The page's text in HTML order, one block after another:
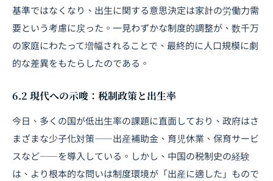
基準ではなくなり、出生に関する意思決定は家計の労働力需
要という考慮に戻った。一見わずかな制度的調整が、数千万
の家庭にわたって増幅されることで、最終的に人口規模に劇
的な差異をもたらしたのである。
6.2 現代への示唆：税制政策と出生率
今日、多くの国が低出生率の課題に直面しており、政府はさ
まざまな少子化対策――出産補助金、育児休業、保育サービ
スなど――を導入している。しかし、中国の税制史の経験
は、より根本的な問いは制度環境が「出産に適した」もので